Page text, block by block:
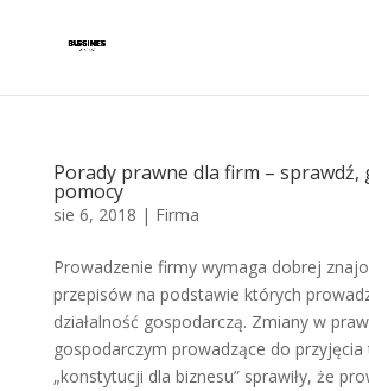
Porady prawne dla firm – sprawdź,
pomocy
sie 6, 2018 | Firma
Prowadzenie firmy wymaga dobrej
przepisów na podstawie których
działalność gospodarczą. Zmiany w
gospodarczym prowadzące do przyjęcia
„konstytucji dla biznesu” sprawiły, że